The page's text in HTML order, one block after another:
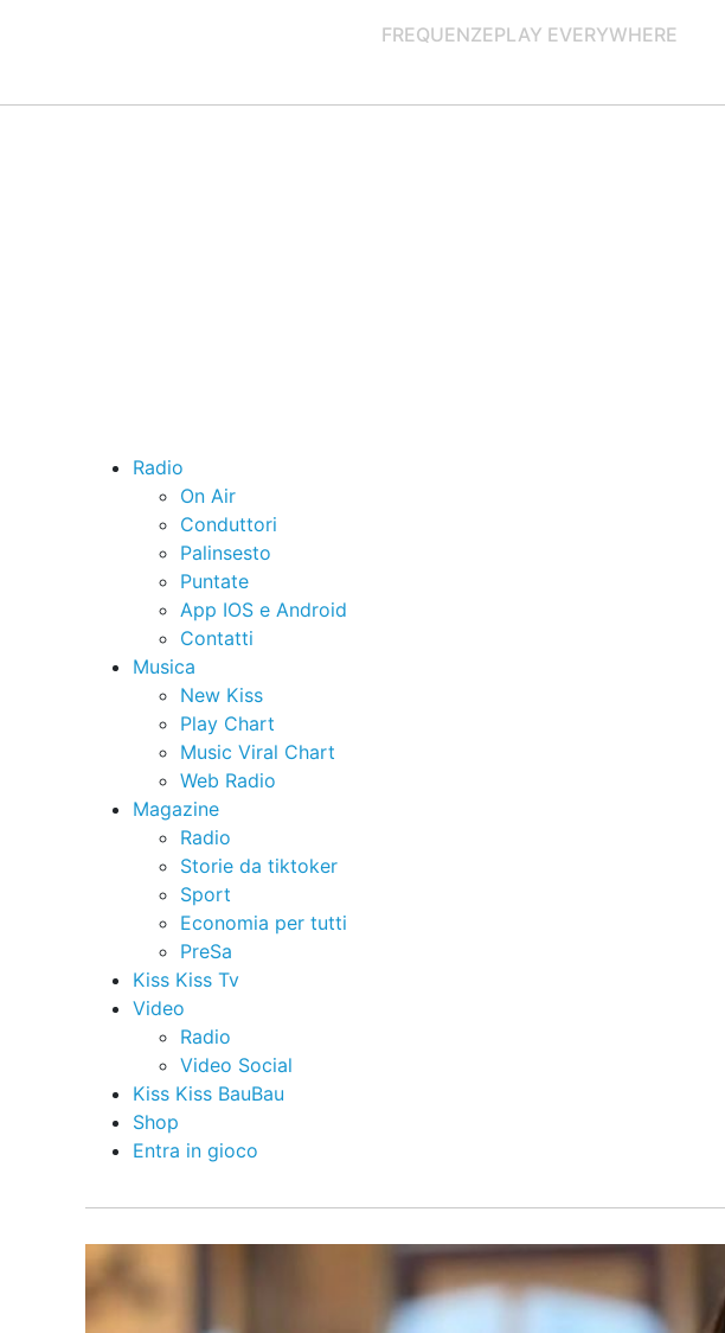
FREQUENZEPLAY EVERYWHERE
Radio
On Air
Conduttori
Palinsesto
Puntate
App IOS e Android
Contatti
Musica
New Kiss
Play Chart
Music Viral Chart
Web Radio
Magazine
Radio
Storie da tiktoker
Sport
Economia per tutti
PreSa
Kiss Kiss Tv
Video
Radio
Video Social
Kiss Kiss BauBau
Shop
Entra in gioco